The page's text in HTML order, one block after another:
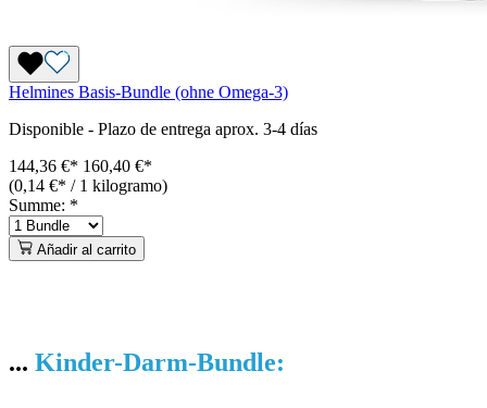
Helmines Basis-Bundle (ohne Omega-3)
Disponible - Plazo de entrega aprox. 3-4 días
144,36 €* 160,40 €*
(0,14 €* / 1 kilogramo)
Summe: *
Añadir al carrito
... Kinder-Darm-Bundle: